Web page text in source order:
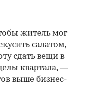
житель мог
салатом,
сдать вещи в
квартала, —
выше бизнес-